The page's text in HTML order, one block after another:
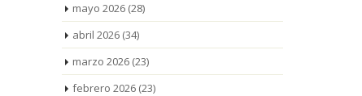
mayo 2026(28)
abril 2026(34)
marzo 2026(23)
febrero 2026(23)